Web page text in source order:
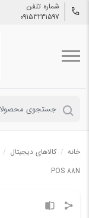
شماره تلفن
09153231597
خانه / کالاهای دیجیتال /
POS 88N